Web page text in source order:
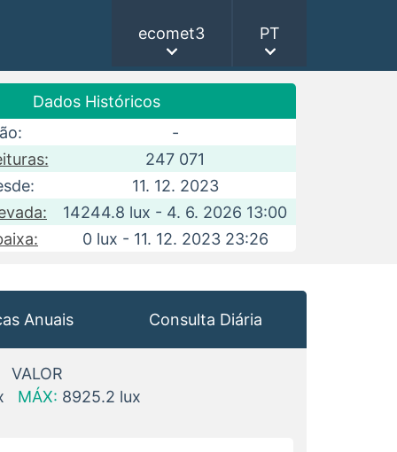
ecomet3 PT
Dados Históricos
-
247 071
11. 12. 2023
14244.8 lux - 4. 6. 2026 13:00
0 lux - 11. 12. 2023 23:26
Anuais Consulta Diária
VALOR
MÁX: 8925.2 lux